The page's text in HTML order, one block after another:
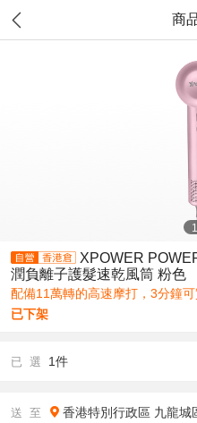
商
1
XPOWER
潤負離子護髮速乾風筒 粉色
配備11萬轉的高速摩打，3分鐘
已下架
已 選 1件
送 至 香港特別行政區 九龍城